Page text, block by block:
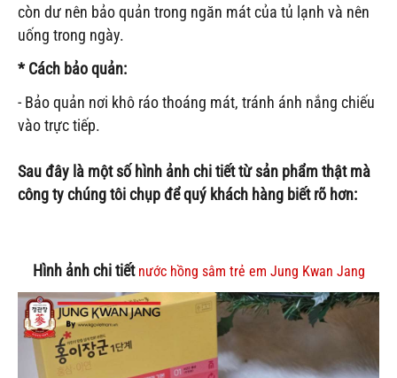
còn dư nên bảo quản trong ngăn mát của tủ lạnh và nên
uống trong ngày.
* Cách bảo quản:
- Bảo quản nơi khô ráo thoáng mát, tránh ánh nắng chiếu
vào trực tiếp.
Sau đây là một số hình ảnh chi tiết từ sản phẩm thật mà
công ty chúng tôi chụp để quý khách hàng biết rõ hơn:
Hình ảnh chi tiết nước hồng sâm trẻ em Jung Kwan Jang